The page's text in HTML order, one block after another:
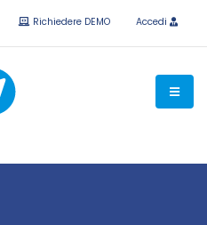
API e integrazioni disponibili.
Richiedere DEMO Accedi